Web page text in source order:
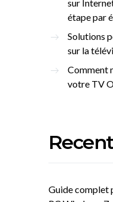
sur
étape par
Solutions
sur la
Comment
votre TV
Guide complet